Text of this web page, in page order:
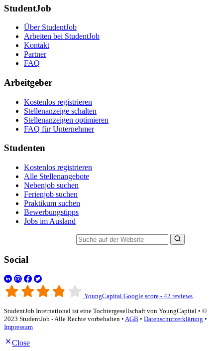
StudentJob
Über StudentJob
Arbeiten bei StudentJob
Kontakt
Partner
FAQ
Arbeitgeber
Kostenlos registrieren
Stellenanzeige schalten
Stellenanzeigen optimieren
FAQ für Unternehmer
Studenten
Kostenlos registrieren
Alle Stellenangebote
Nebenjob suchen
Ferienjob suchen
Praktikum suchen
Bewerbungstipps
Jobs im Ausland
Social
YoungCapital Google score - 42 reviews
StudentJob International ist eine Tochtergesellschaft von YoungCapital • ©
2023 StudentJob - Alle Rechte vorbehalten • AGB • Datenschutzerklärung •
Impressum
Close